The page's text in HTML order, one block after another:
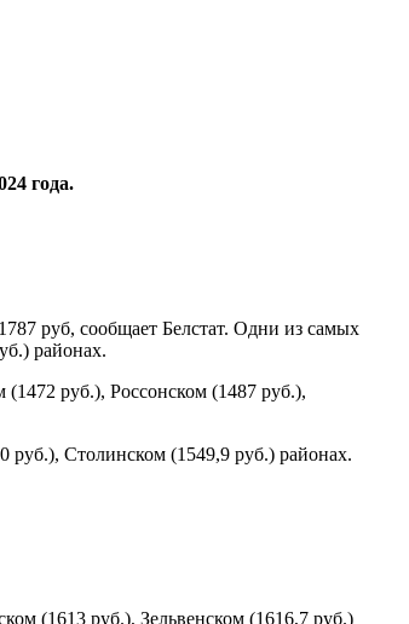
года.
руб, сообщает Белстат. Одни из самых
районах.
руб.), Россонском (1487 руб.),
руб.), Столинском (1549,9 руб.) районах.
(1613 руб.), Зельвенском (1616,7 руб.)